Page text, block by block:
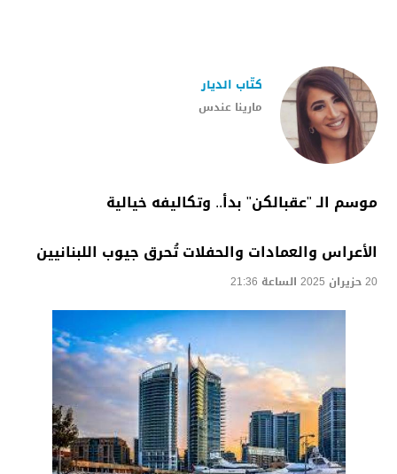
مارينا عندس
كتّاب الديار
موسم الـ "عقبالكن" بدأ.. وتكاليفه خيالية
الأعراس والعمادات والحفلات تُحرق جيوب اللبنانيين
20 حزيران 2025 الساعة 21:36